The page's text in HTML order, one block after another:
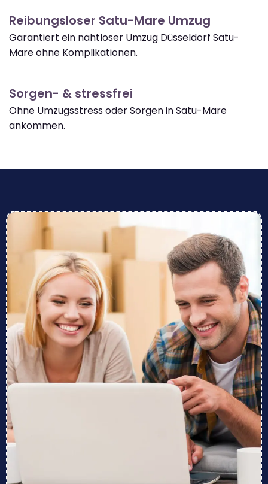
Reibungsloser Satu-Mare Umzug
Garantiert ein nahtloser Umzug Düsseldorf Satu-
Mare ohne Komplikationen.
Sorgen- & stressfrei
Ohne Umzugsstress oder Sorgen in Satu-Mare
ankommen.